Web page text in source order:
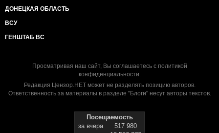
ДОНЕЦКАЯ ОБЛАСТЬ
ВСУ
ГЕНШТАБ ВС
Просматривая наш сайт, Вы соглашаетесь с политикой
конфиденциальности.
Редакция Цензор.НЕТ может не разделять позицию авторов.
Ответственность за материалы в разделе "Блоги" несут авторы текстов.
Посещаемость
за вчера
517 980